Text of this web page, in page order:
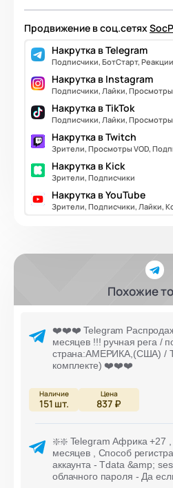
Продвижение в соц.сетях
Накрутка в Telegram
Подписчики, БотСтарт,
Накрутка в Instagram
Подписчики, Лайки, Просмотры
Накрутка в TikTok
Подписчики, Лайки, Просмотры
Накрутка в Twitch
Зрители, Просмотры VOD,
Накрутка в Kick
Зрители, Подписчики
Накрутка в YouTube
Зрители, Подписчики, Лайки,
Похожие
❤️❤️❤️ Telegram
месяцев !!! ручная рега /
страна:АМЕРИКА,(США) /
комплекте) ❤️❤️❤️
151 шт. 837 ₽
❇️❇️ Telegram Африка
месяцев , Способ
аккаунта - Tdata &amp;
облачного пароля - Да